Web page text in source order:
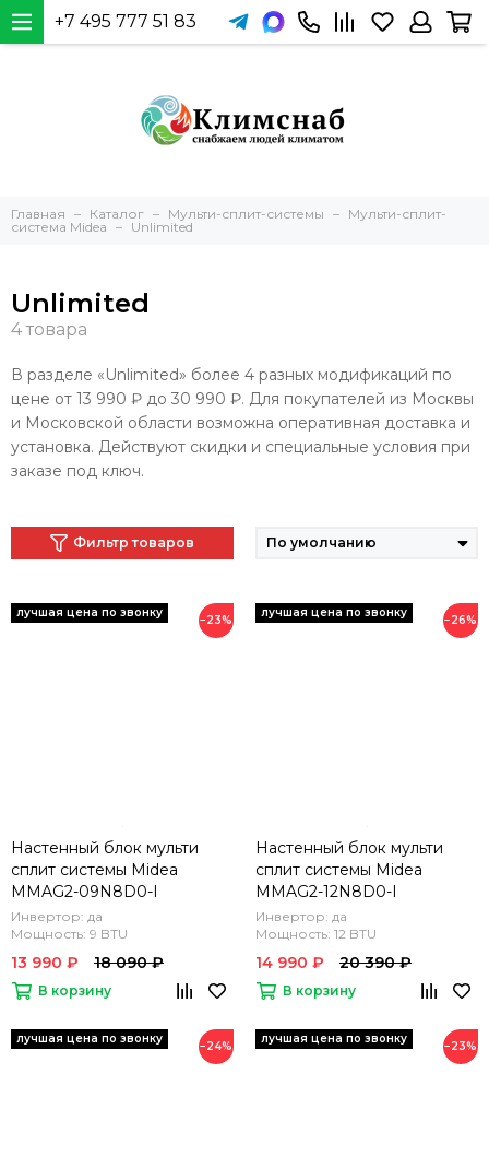
+7 495 777 51 83
Главная Каталог Мульти-сплит-системы
Мульти-сплит-
система Midea
Unlimited
Unlimited
В разделе «Unlimited» более 4 разных модификаций по
цене от 13 990 ₽ до 30 990 ₽. Для покупателей из Москвы
и Московской области возможна оперативная доставка и
установка. Действуют скидки и специальные условия при
заказе под ключ.
Фильтр товаров
−23%
Настенный блок мульти
сплит системы Midea
MMAG2-09N8D0-I
Инвертор: да
Мощность: 9 BTU
13 990 ₽ 18 090 ₽
В корзину
−26%
Настенный блок мульти
сплит системы Midea
MMAG2-12N8D0-I
Инвертор: да
Мощность: 12 BTU
14 990 ₽ 20 390 ₽
В корзину
−24% −23%